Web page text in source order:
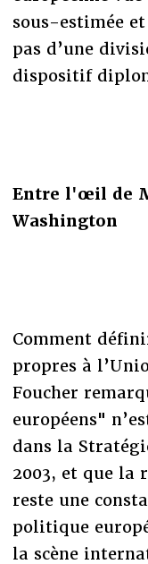
sous-estimée
pas d’une
dispositif
Entre l'œil de
Washington
Comment
propres à
Foucher
européens"
dans la
2003, et que la
reste une
politique
la scène